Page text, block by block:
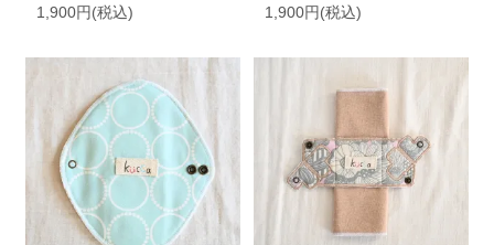
1,900円(税込) 1,900円(税込)